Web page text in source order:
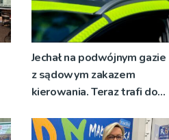
Jechał na podwójnym gazie
z sądowym zakazem
kierowania. Teraz trafi do